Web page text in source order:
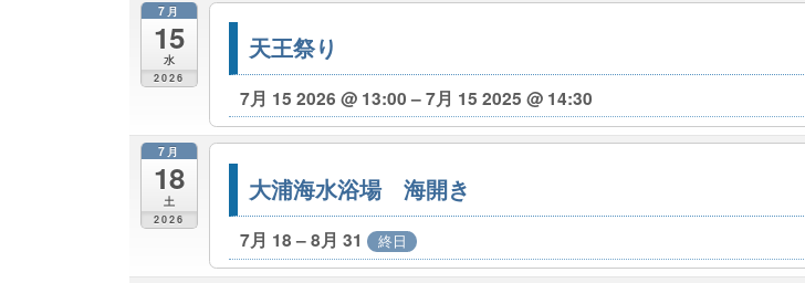
7月
15
水
2026
天王祭り
7月 15 2026 @ 13:00 – 7月 15 2025 @ 14:30
7月
18
土
2026
大浦海水浴場 海開き
7月 18 – 8月 31 終日